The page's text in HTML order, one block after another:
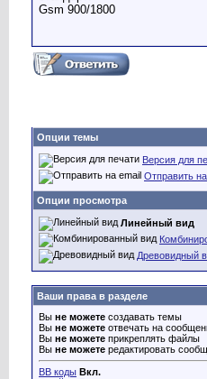
Gsm 900/1800
Опции темы
Версия для
Отправить
Опции просмотра
Линейный вид
Древовидный
Ваши права в разделе
Вы не можете создавать темы
Вы не можете отвечать на
Вы не можете прикреплять файлы
Вы не можете редактировать
BB коды Вкл.